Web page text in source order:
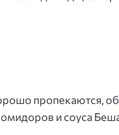
пропекаются,
и соуса